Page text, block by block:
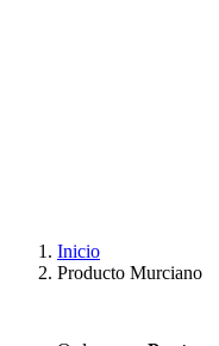
Inicio
Producto Murciano